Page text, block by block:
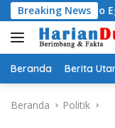
Langsung
ke
konten
Breaking News
Egi
Beranda Berita
Beranda Politik